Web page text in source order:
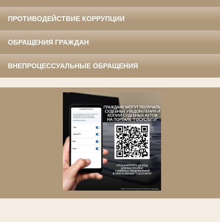
ПРОТИВОДЕЙСТВИЕ КОРРУПЦИИ
ОБРАЩЕНИЯ ГРАЖДАН
ВНЕПРОЦЕССУАЛЬНЫЕ ОБРАЩЕНИЯ